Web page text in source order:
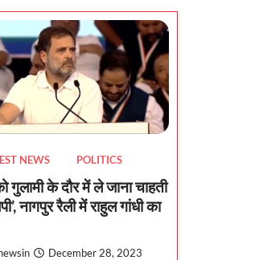
NEWS POLITICS
गुलामी के दौर में ले जाना चाहती
नागपुर रैली में राहुल गांधी का
December 28, 2023